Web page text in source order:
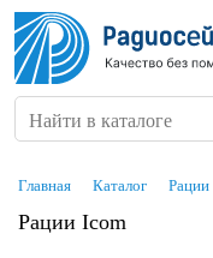
Найти в каталоге
Главная Каталог Рации
Рации Icom